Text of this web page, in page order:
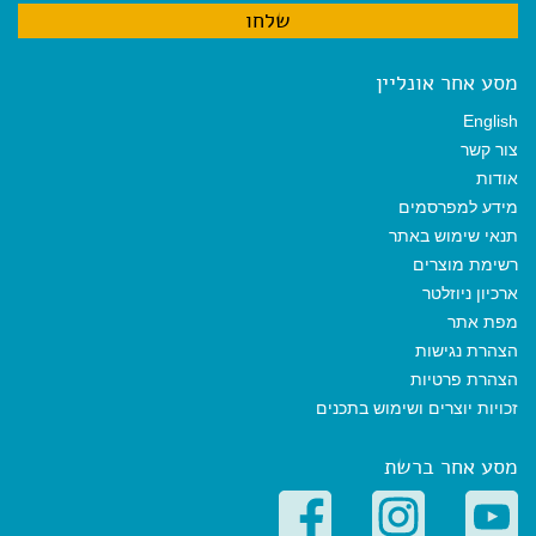
מסע אחר אונליין
English
צור קשר
אודות
מידע למפרסמים
תנאי שימוש באתר
רשימת מוצרים
ארכיון ניוזלטר
מפת אתר
הצהרת נגישות
הצהרת פרטיות
זכויות יוצרים ושימוש בתכנים
מסע אחר ברשת